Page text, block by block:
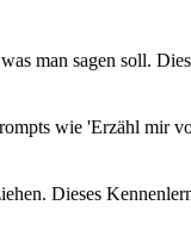
man sagen soll.
wie 'Erzähl mir
Dieses